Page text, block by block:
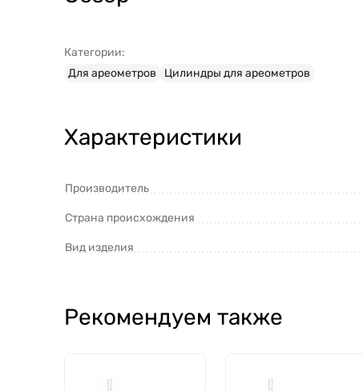
Категории:
Для ареометров
Цилиндры для ареометров
Характеристики
Производитель
Страна происхождения
Вид изделия
Рекомендуем также